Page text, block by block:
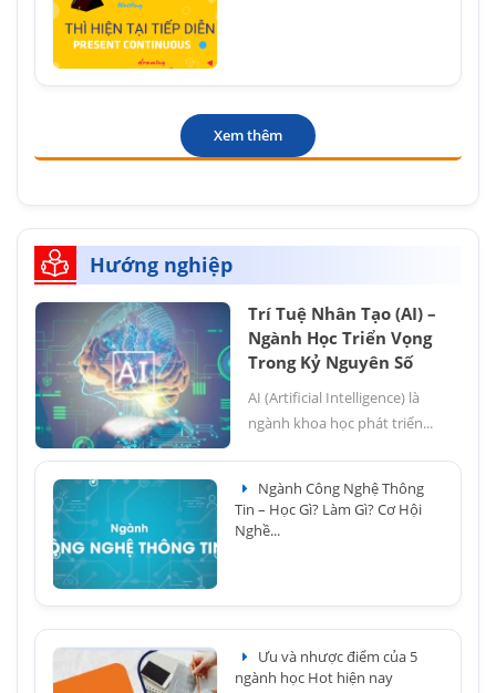
Xem thêm
Hướng nghiệp
Trí Tuệ Nhân Tạo (AI) –
Ngành Học Triển Vọng
Trong Kỷ Nguyên Số
AI (Artificial Intelligence) là
ngành khoa học phát triển...
Ngành Công Nghệ Thông
Tin – Học Gì? Làm Gì? Cơ Hội
Nghề...
Ưu và nhược điểm của 5
ngành học Hot hiện nay